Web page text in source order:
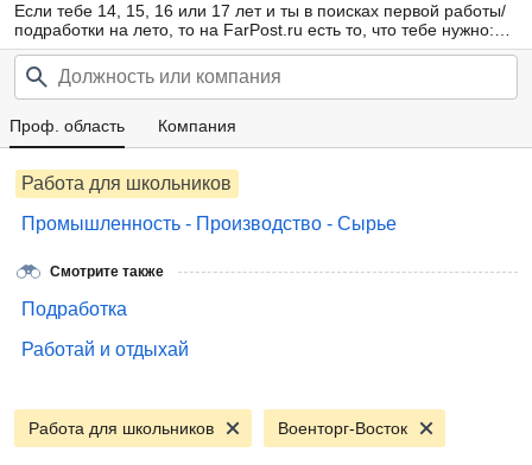
Если тебе 14, 15, 16 или 17 лет и ты в поисках первой работы/
подработки на лето, то на FarPost.ru есть то, что тебе нужно:
большая база свежих объявлений от прямых работодателей и
кадровых агентств, ежедневные обновления, удобная
фильтрация по области деятельности, опыту работы, желаемой
з/п. Заработай свои первые карманные деньги уже сейчас!
Проф. область
Компания
Работа для школьников
Промышленность - Производство - Сырье
Смотрите также
Подработка
Работай и отдыхай
Работа для школьников Военторг-Восток